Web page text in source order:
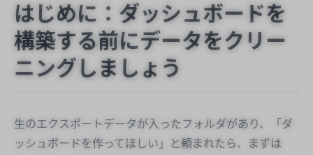
はじめに：ダッシュボードを
構築する前にデータをクリー
ニングしましょう
生のエクスポートデータが入ったフォルダがあり、「ダ
ッシュボードを作ってほしい」と頼まれたら、まずは